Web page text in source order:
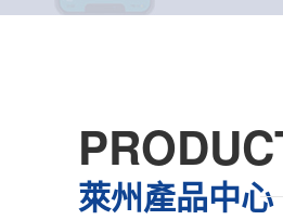
萊州產品中心